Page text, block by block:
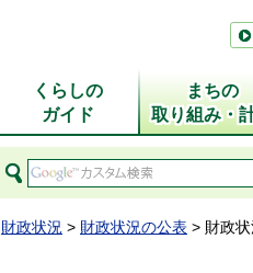
くらしの
ガイド
まちの
取り組み・
財政状況 > 財政状況の公表 > 財政